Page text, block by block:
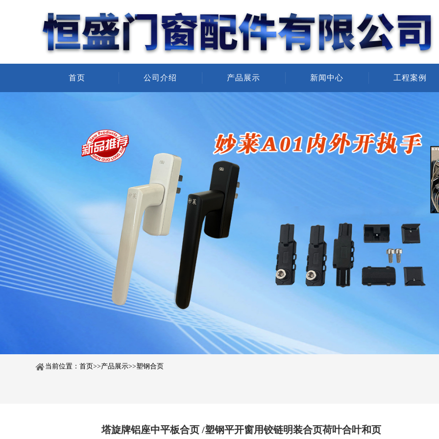
首页 公司介绍 产品展示 新闻中心 工程案例
当前位置： 首页>>产品展示>>塑钢合页
塔旋牌铝座中平板合页 /塑钢平开窗用铰链明装合页荷叶合叶和页